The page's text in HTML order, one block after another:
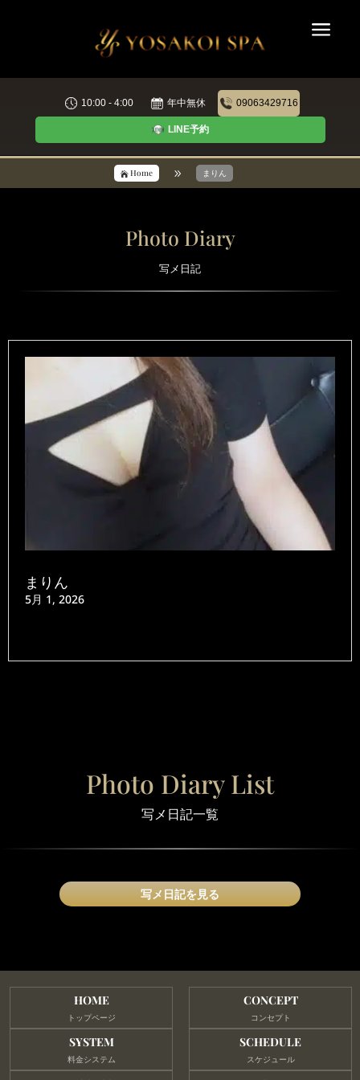
a
10:00 - 4:00 年中無休 09063429716
LINE予約
 Home 9 まりん
Photo Diary
写メ日記
まりん
5月 1, 2026
Photo Diary List
写メ日記一覧
写メ日記を見る
HOME
トップページ
CONCEPT
コンセプト
SYSTEM
料金システム
SCHEDULE
スケジュール